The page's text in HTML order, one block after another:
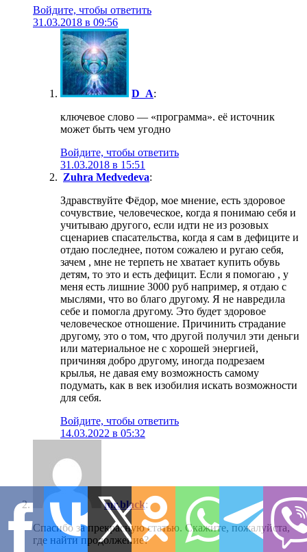
Войдите, чтобы ответить
31.03.2018 в 09:56
D_A:
ключевое слово — «программа». её источник
может быть чем угодно
Войдите, чтобы ответить
31.03.2018 в 15:51
Zuhra Medvedeva:
Здравствуйте Фёдор, мое мнение, есть здоровое
сочувствие, человеческое, когда я понимаю себя и
учитываю другого, если идти не из розовых
сценариев спасательства, когда я сам в дефиците и
отдаю последнее, потом сожалею и ругаю себя,
зачем , мне не терпеть не хватает купить обувь
детям, то это и есть дефицит. Если я помогаю , у
меня есть лишние 3000 руб например, я отдаю с
мыслями, что во благо другому. Я не навредила
себе и помогла другому. Это будет здоровое
человеческое отношение. Причинить страдание
другому, это о том, что другой получил эти деньги
или материальное не с хорошей энергией,
причиняя добро другому, иногда подрезаем
крылья, не давая ему возможность самому
подумать, как в век изобилия искать возможности
для себя.
Войдите, чтобы ответить
14.03.2022 в 05:32
mr.black:
Спасибо за прекрасную статью. Скажите, пожалуйста,
где найти продолжение?